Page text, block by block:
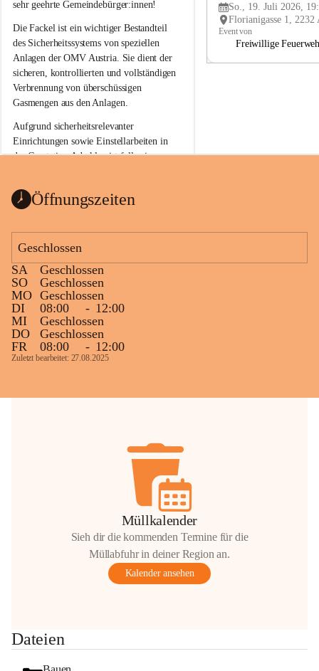
k
a
a
sehr geehrte Gemeindebürger:innen!
Die Fackel ist ein wichtiger Bestandteil
des Sicherheitssystems von speziellen
Anlagen der OMV Austria. Sie dient der
sicheren, kontrollierten und vollständigen
Verbrennung von überschüssigen
Gasmengen aus den Anlagen.
Aufgrund sicherheitsrelevanter
Einrichtungen sowie Einstellarbeiten in
der Gasstation Aderklaa ist fallweise
kommenden Tagen und Wochen wird
sein.
Die OMV Austria ist bemüht, für die
Bevölkerung ungewohnte, jedoch
technisch notwendige Betriebszustände so
kurz wie möglich zu halten.
Wir bitten daher die umliegende
Bevölkerung um Verständnis.
anrainer-service@omv.com
Bei Fragen, Anliegen oder Beschwerden.
Die OMV wird im Zuge von
So., 19. Juli 2026,
Event von
Freiwillige
Öffnungszeiten
Geschlossen
SA
Geschlossen
SO
Geschlossen
MO Geschlossen
DI
08:00 - 12:00
MI
Geschlossen
DO
Geschlossen
FR
08:00 - 12:00
Zuletzt bearbeitet: 27.08.2025
Müllkalender
Sieh dir die kommenden Termine für die
Müllabfuhr in deiner Region an.
Kalender ansehen
Dateien